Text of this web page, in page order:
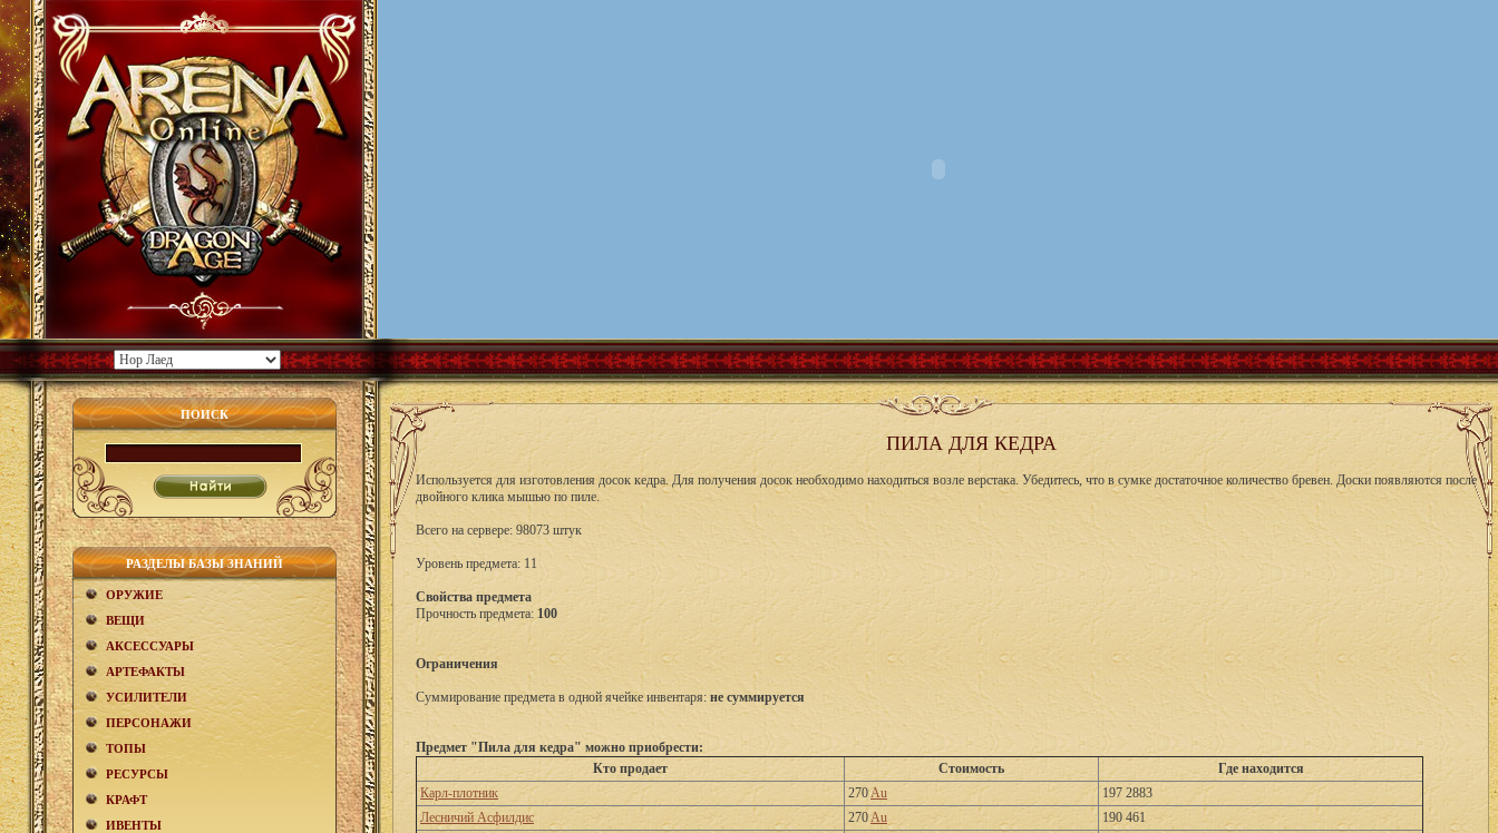
ПОИСК
РАЗДЕЛЫ БАЗЫ ЗНАНИЙ
ОРУЖИЕ
ВЕЩИ
АКCЕСCУАРЫ
АРТЕФАКТЫ
УСИЛИТЕЛИ
ПЕРСОНАЖИ
ТОПЫ
РЕСУРСЫ
КРАФТ
ИВЕНТЫ
ПИЛА ДЛЯ КЕДРА
Используется для изготовления досок кедра. Для получения досок необходимо находиться возле верстака. Убедитесь, что в сумке достаточное количество бревен. Доски появляются после
двойного клика мышью по пиле.
Всего на сервере: 98073 штук
Уровень предмета: 11
Свойства предмета
Прочность предмета: 100
Ограничения
Суммирование предмета в одной ячейке инвентаря: не суммируется
Предмет "Пила для кедра" можно приобрести:
Кто продает
Стоимость
Где находится
Карл-плотник
270Au
197 2883
Лесничий Асфилдис
270Au
190 461